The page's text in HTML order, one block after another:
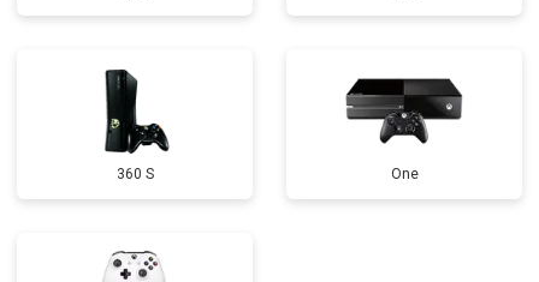
360 S One